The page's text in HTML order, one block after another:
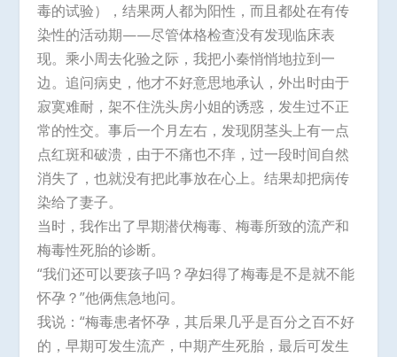
毒的试验），结果两人都为阳性，而且都处在有传
染性的活动期——尽管体格检查没有发现临床表
现。乘小周去化验之际，我把小秦悄悄地拉到一
边。追问病史，他才不好意思地承认，外出时由于
寂寞难耐，架不住洗头房小姐的诱惑，发生过不正
常的性交。事后一个月左右，发现阴茎头上有一点
点红斑和破溃，由于不痛也不痒，过一段时间自然
消失了，也就没有把此事放在心上。结果却把病传
染给了妻子。
当时，我作出了早期潜伏梅毒、梅毒所致的流产和
梅毒性死胎的诊断。
“我们还可以要孩子吗？孕妇得了梅毒是不是就不能
怀孕？”他俩焦急地问。
我说：“梅毒患者怀孕，其后果几乎是百分之百不好
的，早期可发生流产，中期产生死胎，最后可发生